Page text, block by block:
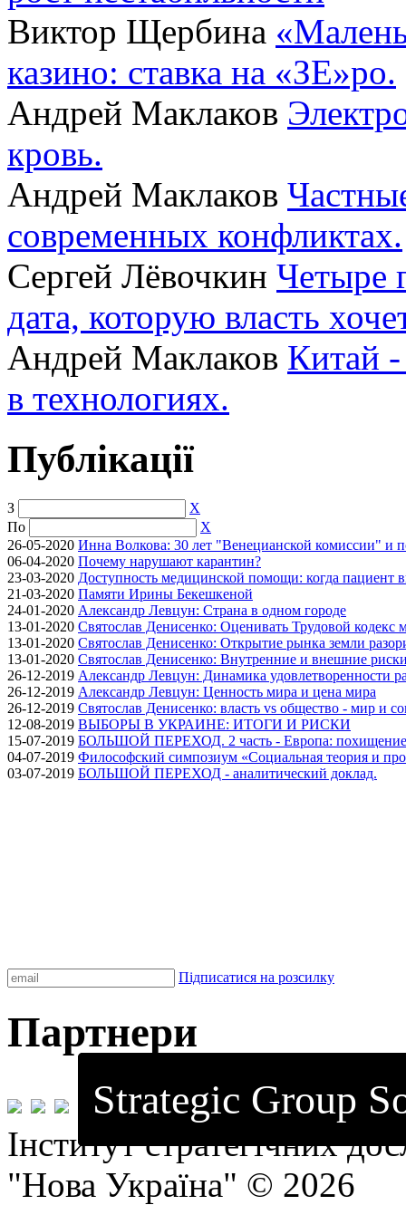
Виктор Щербина
казино: ставка на «ЗЕ»ро.
Андрей Маклаков
кровь.
Андрей Маклаков
современных конфликтах.
Сергей Лёвочкин Четыре
дата, которую власть
Андрей Маклаков Китай
в технологиях.
Публікації
З
X
По
X
26-05-2020 Инна Волкова: 30 лет "Венецианской комиссии" и
06-04-2020 Почему нарушают карантин?
23-03-2020 Доступность медицинской помощи: когда пациент
21-03-2020 Памяти Ирины Бекешкеной
24-01-2020 Александр Левцун: Страна в одном городе
13-01-2020 Святослав Денисенко: Оценивать Трудовой кодекс
13-01-2020 Святослав Денисенко: Открытие рынка земли
13-01-2020 Святослав Денисенко: Внутренние и внешние
26-12-2019 Александр Левцун: Динамика удовлетворенности
26-12-2019 Александр Левцун: Ценность мира и цена мира
26-12-2019 Святослав Денисенко: власть vs общество - мир и
12-08-2019 ВЫБОРЫ В УКРАИНЕ: ИТОГИ И РИСКИ
15-07-2019 БОЛЬШОЙ ПЕРЕХОД. 2 часть - Европа: похищение
04-07-2019 Философский симпозиум «Социальная теория и
03-07-2019 БОЛЬШОЙ ПЕРЕХОД - аналитический доклад.
Підписатися на розсилку
Партнери
Strategic Group
Інститут стратегічних
"Нова Україна" © 2026